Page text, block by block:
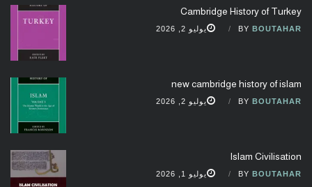
Cambridge History of Turkey
BY BOUTAHAR يوليو 2, 2026
new cambridge history of islam
BY BOUTAHAR يوليو 2, 2026
Islam Civilisation
BY BOUTAHAR يوليو 1, 2026